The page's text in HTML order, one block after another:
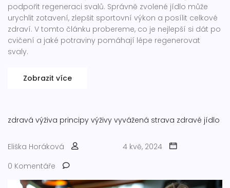
podpořit regeneraci svalů. Správně zvolené jídlo může
urychlit zotavení, zlepšit sportovní výkon a posílit celkové
zdraví. V tomto článku probereme, co je nejlepší si dát po
cvičení a jaké potraviny pomáhají lépe regenerovat
svaly.
Zobrazit více
zdravá výživa principy výživy vyvážená strava zdravé jídlo
Eliška Horáková
4 kvě, 2024
0 Komentáře